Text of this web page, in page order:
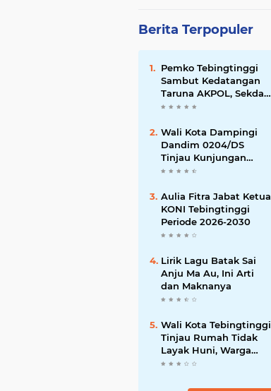
Berita Terpopuler
Pemko Tebingtinggi
Sambut Kedatangan
Taruna AKPOL, Sekda:
Jadikan Momen
Wali Kota Dampingi
Dandim 0204/DS
Tinjau Kunjungan
Taruna AKPOL di
Tebingtinggi
Aulia Fitra Jabat Ketua
KONI Tebingtinggi
Periode 2026-2030
Lirik Lagu Batak Sai
Anju Ma Au, Ini Arti
dan Maknanya
Wali Kota Tebingtinggi
Tinjau Rumah Tidak
Layak Huni, Warga
Sampaikan Apresiasi